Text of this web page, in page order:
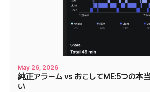
May 26, 2026
純正アラーム vs おこしてME:5つの本
い